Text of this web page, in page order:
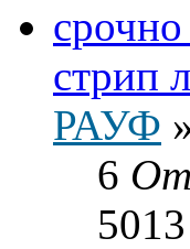
стрип
РАУФ
6
5013